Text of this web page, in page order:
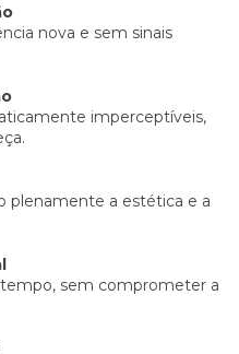
nova e sem sinais
imperceptíveis,
plenamente a estética e a
tempo, sem comprometer a